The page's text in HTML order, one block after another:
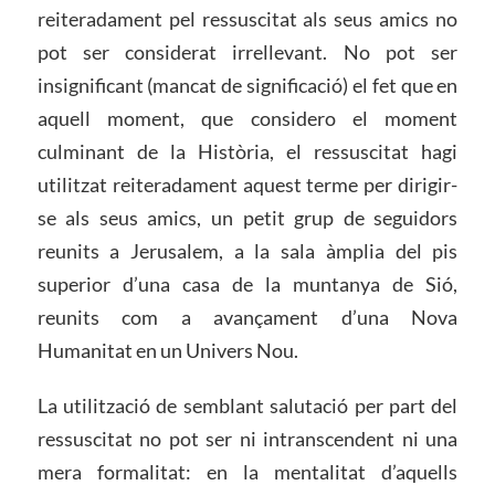
reiteradament pel ressuscitat als seus amics no
pot ser considerat irrellevant. No pot ser
insignificant (mancat de significació) el fet que en
aquell moment, que considero el moment
culminant de la Història, el ressuscitat hagi
utilitzat reiteradament aquest terme per dirigir-
se als seus amics, un petit grup de seguidors
reunits a Jerusalem, a la sala àmplia del pis
superior d’una casa de la muntanya de Sió,
reunits com a avançament d’una Nova
Humanitat en un Univers Nou.
La utilització de semblant salutació per part del
ressuscitat no pot ser ni intranscendent ni una
mera formalitat: en la mentalitat d’aquells